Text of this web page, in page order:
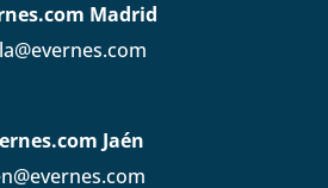
Madrid
Jaén